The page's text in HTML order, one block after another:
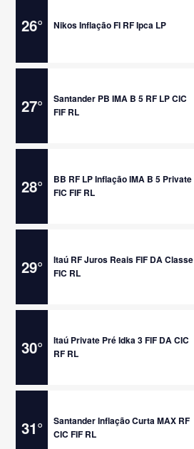
26° Nikos Inflação FI RF Ipca LP
27°
Santander PB IMA B 5 RF LP CIC
FIF RL
28°
BB RF LP Inflação IMA B 5 Private
FIC FIF RL
29°
Itaú RF Juros Reais FIF DA Classe
FIC RL
30°
Itaú Private Pré Idka 3 FIF DA CIC
RF RL
31°
Santander Inflação Curta MAX RF
CIC FIF RL